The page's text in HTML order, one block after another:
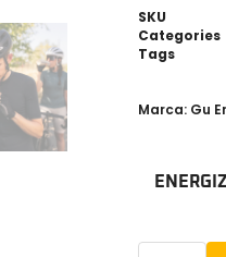
SKU
Categories
Tags
Marca: Gu